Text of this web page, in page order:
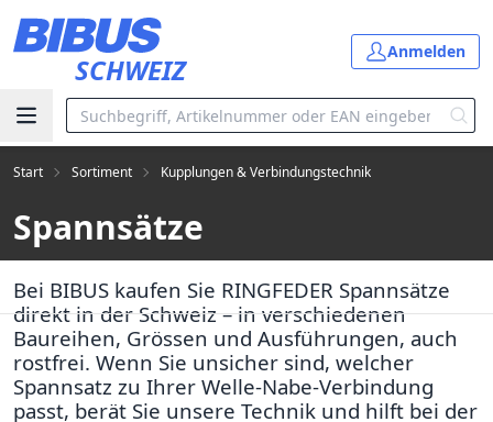
SCHWEIZ
Anmelden
Start Sortiment Kupplungen & Verbindungstechnik
Spannsätze
Bei BIBUS kaufen Sie RINGFEDER Spannsätze
direkt in der Schweiz – in verschiedenen
Baureihen, Grössen und Ausführungen, auch
rostfrei. Wenn Sie unsicher sind, welcher
Spannsatz zu Ihrer Welle-Nabe-Verbindung
passt, berät Sie unsere Technik und hilft bei der